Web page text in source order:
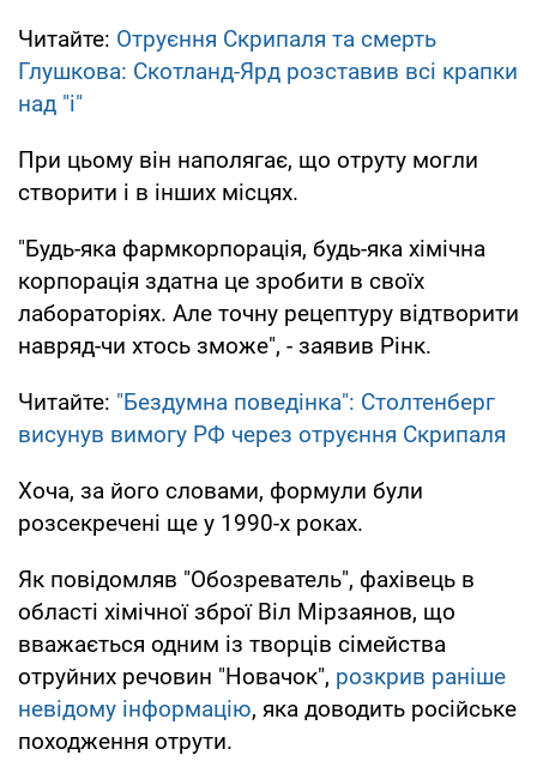
Читайте: Отруєння Скрипаля та смерть
Глушкова: Скотланд-Ярд розставив всі крапки
над "і"
При цьому він наполягає, що отруту могли
створити і в інших місцях.
"Будь-яка фармкорпорація, будь-яка хімічна
корпорація здатна це зробити в своїх
лабораторіях. Але точну рецептуру відтворити
навряд-чи хтось зможе", - заявив Рінк.
Читайте: "Бездумна поведінка": Столтенберг
висунув вимогу РФ через отруєння Скрипаля
Хоча, за його словами, формули були
розсекречені ще у 1990-х роках.
Як повідомляв "Обозреватель", фахівець в
області хімічної зброї Віл Мірзаянов, що
вважається одним із творців сімейства
отруйних речовин "Новачок", розкрив раніше
невідому інформацію, яка доводить російське
походження отрути.